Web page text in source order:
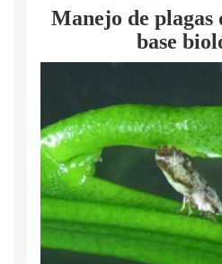
Manejo de plagas
base